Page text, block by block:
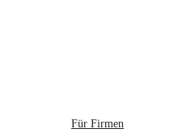
Für Firmen